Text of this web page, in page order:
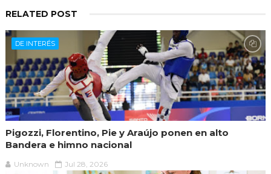
RELATED POST
DE INTERÉS
Pigozzi, Florentino, Pie y Araújo ponen en alto
Bandera e himno nacional
Unknown Jul 28, 2026